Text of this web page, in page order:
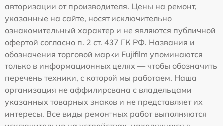
авторизации от производителя. Цены на ремонт,
указанные на сайте, носят исключительно
ознакомительный характер и не являются публичной
офертой согласно п. 2 ст. 437 ГК РФ. Названия и
обозначения торговой марки Fujifilm упоминаются
только в информационных целях — чтобы обозначить
перечень техники, с которой мы работаем. Наша
организация не аффилирована с владельцами
указанных товарных знаков и не представляет их
интересы. Все виды ремонтных работ выполняются